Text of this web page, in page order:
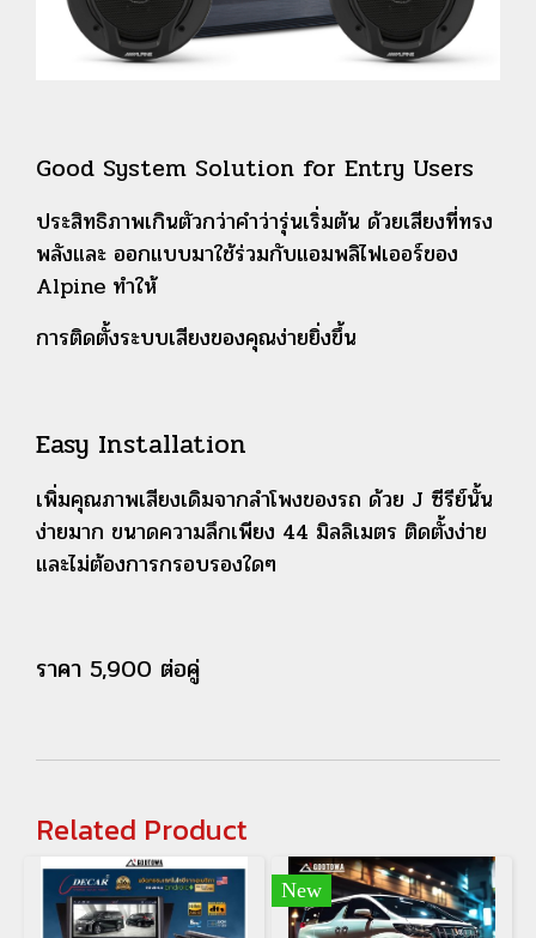
Good System Solution for Entry Users
ประสิทธิภาพเกินตัวกว่าคำว่ารุ่นเริ่มต้น ด้วยเสียงที่ทรง
พลังและ ออกแบบมาใช้ร่วมกับแอมพลิไฟเออร์ของ
Alpine ทำให้
การติดตั้งระบบเสียงของคุณง่ายยิ่งขึ้น
Easy Installation
เพิ่มคุณภาพเสียงเดิมจากลำโพงของรถ ด้วย J ซีรีย์นั้น
ง่ายมาก ขนาดความลึกเพียง 44 มิลลิเมตร ติดตั้งง่าย
และไม่ต้องการกรอบรองใดๆ
ราคา 5,900 ต่อคู่
Related Product
New